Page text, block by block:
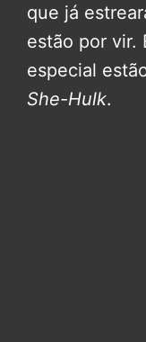
que já
estão por vir.
especial
She-Hulk.